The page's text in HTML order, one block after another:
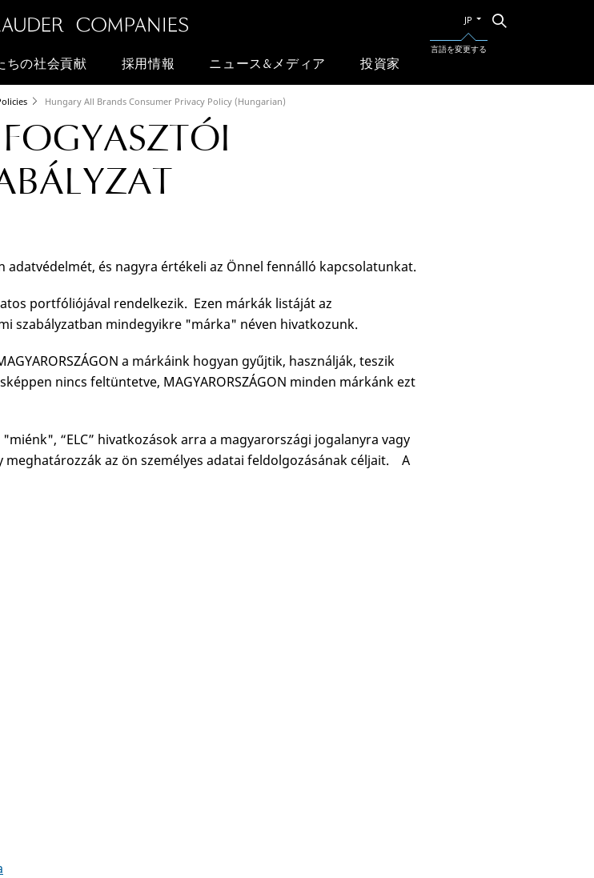
言語を変更する
別
の
言
切
JP
ちの社会貢献 採用情報 ニュース&メディア 投資家
Hungary All Brands Consumer Privacy Policy (Hungarian)
adatvédelmét, és nagyra értékeli az Önnel fennálló kapcsolatunkat.
portfóliójával rendelkezik. Ezen márkák listáját az
szabályzatban mindegyikre "márka" néven hivatkozunk.
a márkáink hogyan gyűjtik, használják, teszik
nincs feltüntetve, MAGYARORSZÁGON minden márkánk ezt
“ELC” hivatkozások arra a magyarországi jogalanyra vagy
az ön személyes adatai feldolgozásának céljait. A